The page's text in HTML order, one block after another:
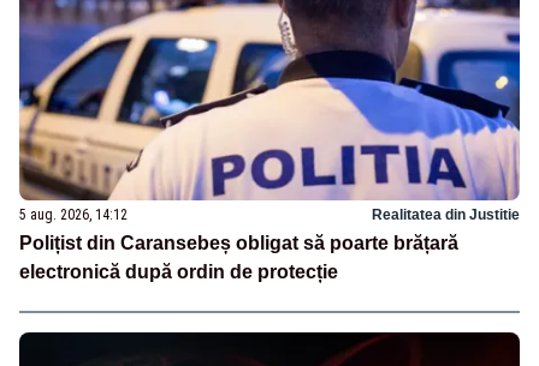
5 aug. 2026, 14:12 Realitatea din Justitie
Polițist din Caransebeș obligat să poarte brățară
electronică după ordin de protecție